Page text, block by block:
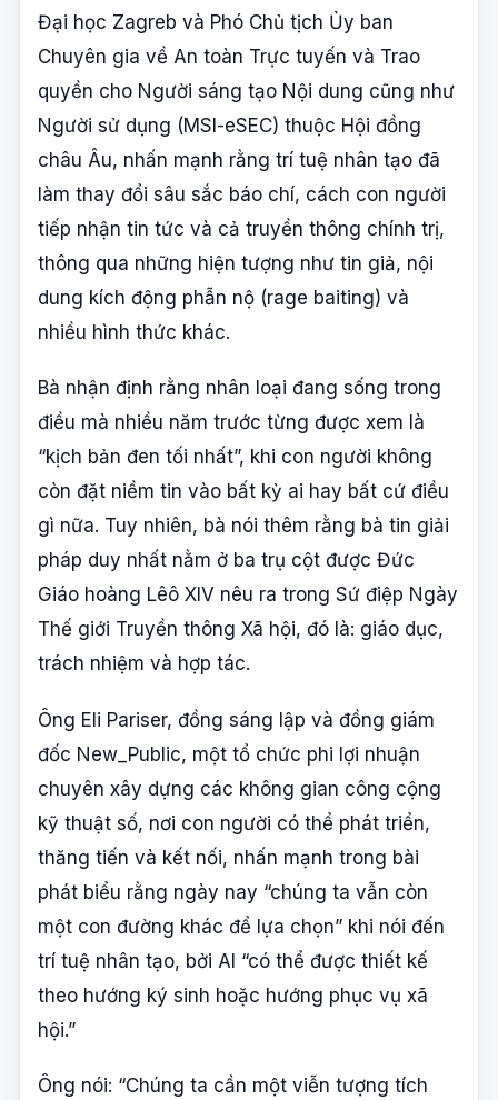
Đại học Zagreb và Phó Chủ tịch Ủy ban
Chuyên gia về An toàn Trực tuyến và Trao
quyền cho Người sáng tạo Nội dung cũng như
Người sử dụng (MSI-eSEC) thuộc Hội đồng
châu Âu, nhấn mạnh rằng trí tuệ nhân tạo đã
làm thay đổi sâu sắc báo chí, cách con người
tiếp nhận tin tức và cả truyền thông chính trị,
thông qua những hiện tượng như tin giả, nội
dung kích động phẫn nộ (rage baiting) và
nhiều hình thức khác.
Bà nhận định rằng nhân loại đang sống trong
điều mà nhiều năm trước từng được xem là
“kịch bản đen tối nhất”, khi con người không
còn đặt niềm tin vào bất kỳ ai hay bất cứ điều
gì nữa. Tuy nhiên, bà nói thêm rằng bà tin giải
pháp duy nhất nằm ở ba trụ cột được Đức
Giáo hoàng Lêô XIV nêu ra trong Sứ điệp Ngày
Thế giới Truyền thông Xã hội, đó là: giáo dục,
trách nhiệm và hợp tác.
Ông Eli Pariser, đồng sáng lập và đồng giám
đốc New_Public, một tổ chức phi lợi nhuận
chuyên xây dựng các không gian công cộng
kỹ thuật số, nơi con người có thể phát triển,
thăng tiến và kết nối, nhấn mạnh trong bài
phát biểu rằng ngày nay “chúng ta vẫn còn
một con đường khác để lựa chọn” khi nói đến
trí tuệ nhân tạo, bởi AI “có thể được thiết kế
theo hướng ký sinh hoặc hướng phục vụ xã
hội.”
Ông nói: “Chúng ta cần một viễn tượng tích